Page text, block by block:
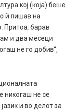
кој (која) беше
ѝ пишав на
Притоа, барав
и два месеци
не го добив“,
никогаш не се
и во делот за